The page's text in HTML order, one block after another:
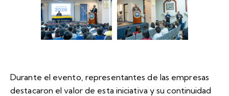
Durante el evento, representantes de las empresas
destacaron el valor de esta iniciativa y su continuidad